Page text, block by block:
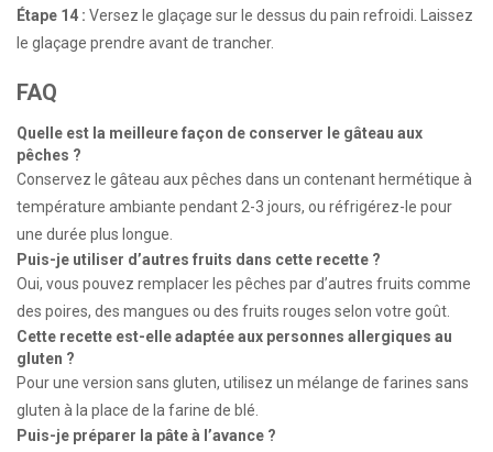
Étape 14 : Versez le glaçage sur le dessus du pain refroidi. Laissez
le glaçage prendre avant de trancher.
FAQ
Quelle est la meilleure façon de conserver le gâteau aux
pêches ?
Conservez le gâteau aux pêches dans un contenant hermétique à
température ambiante pendant 2-3 jours, ou réfrigérez-le pour
une durée plus longue.
Puis-je utiliser d’autres fruits dans cette recette ?
Oui, vous pouvez remplacer les pêches par d’autres fruits comme
des poires, des mangues ou des fruits rouges selon votre goût.
Cette recette est-elle adaptée aux personnes allergiques au
gluten ?
Pour une version sans gluten, utilisez un mélange de farines sans
gluten à la place de la farine de blé.
Puis-je préparer la pâte à l’avance ?